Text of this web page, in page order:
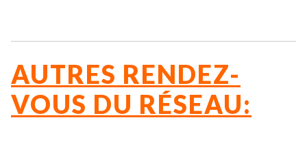
AUTRES RENDEZ-
VOUS DU RÉSEAU: